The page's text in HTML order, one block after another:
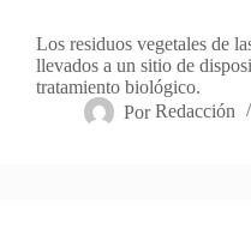
Los residuos vegetales de
llevados a un sitio de
tratamiento biológico.
Por Redacción